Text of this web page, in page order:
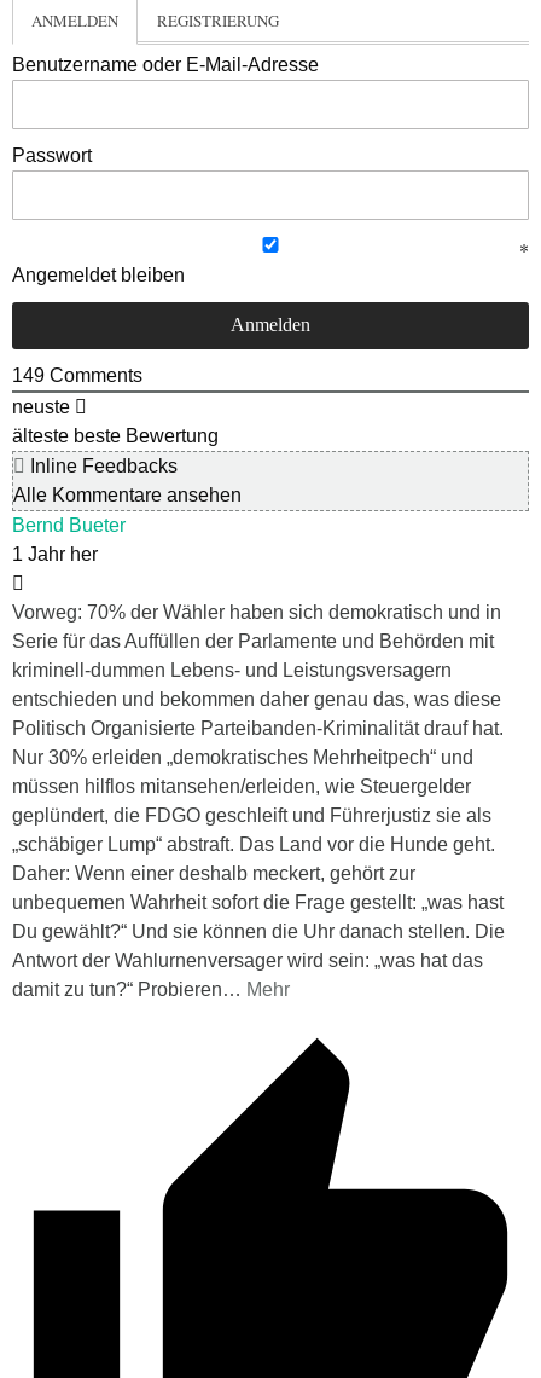
ANMELDEN REGISTRIERUNG
Benutzername oder E-Mail-Adresse
Passwort
Angemeldet bleiben
149 Comments
neuste
älteste beste Bewertung
Inline Feedbacks
Alle Kommentare ansehen
Bernd Bueter
1 Jahr her
Vorweg: 70% der Wähler haben sich demokratisch und in
Serie für das Auffüllen der Parlamente und Behörden mit
kriminell-dummen Lebens- und Leistungsversagern
entschieden und bekommen daher genau das, was diese
Politisch Organisierte Parteibanden-Kriminalität drauf hat.
Nur 30% erleiden „demokratisches Mehrheitpech“ und
müssen hilflos mitansehen/erleiden, wie Steuergelder
geplündert, die FDGO geschleift und Führerjustiz sie als
„schäbiger Lump“ abstraft. Das Land vor die Hunde geht.
Daher: Wenn einer deshalb meckert, gehört zur
unbequemen Wahrheit sofort die Frage gestellt: „was hast
Du gewählt?“ Und sie können die Uhr danach stellen. Die
Antwort der Wahlurnenversager wird sein: „was hat das
damit zu tun?“ Probieren… Mehr